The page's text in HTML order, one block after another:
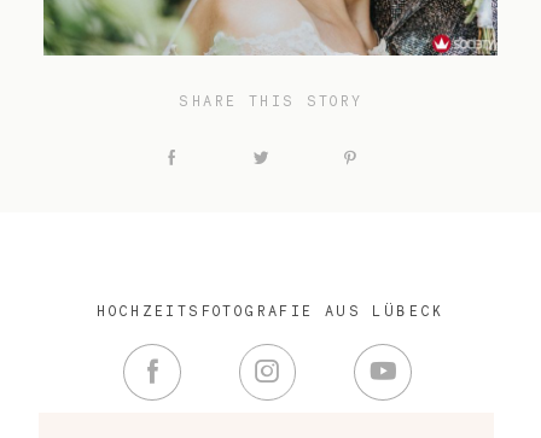
SHARE THIS STORY
HOCHZEITSFOTOGRAFIE AUS LÜBECK